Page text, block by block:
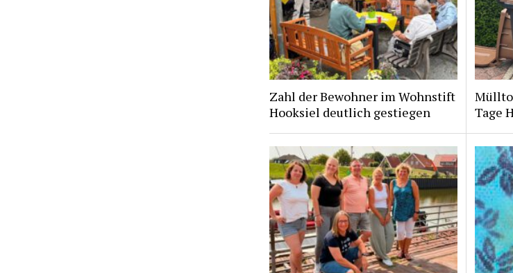
Zahl der Bewohner im Wohnstift
Hooksiel deutlich gestiegen
Tage